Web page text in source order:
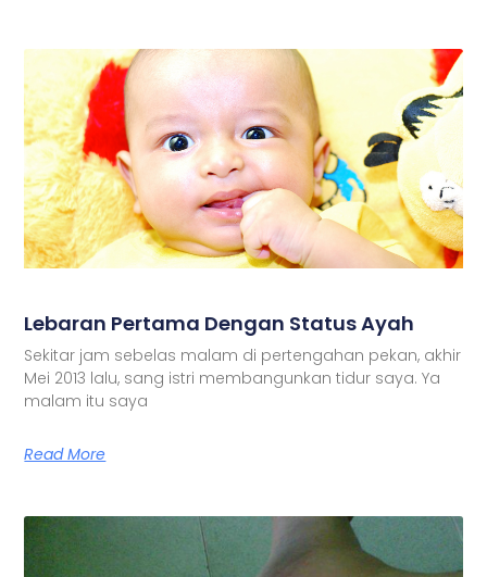
Lebaran Pertama Dengan Status Ayah
Sekitar jam sebelas malam di pertengahan pekan, akhir
Mei 2013 lalu, sang istri membangunkan tidur saya. Ya
malam itu saya
Read More